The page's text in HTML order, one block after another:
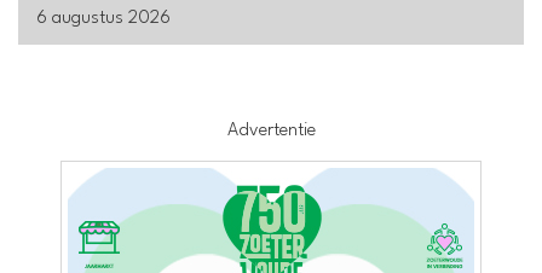
6 augustus 2026
Advertentie